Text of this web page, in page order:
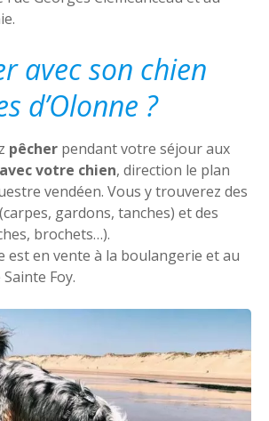
avec son chien
d’Olonne ?
pêcher pendant votre séjour aux
avec votre chien, direction le plan
vendéen. Vous y trouverez des
gardons, tanches) et des
brochets…).
est en vente à la boulangerie et au
Foy.